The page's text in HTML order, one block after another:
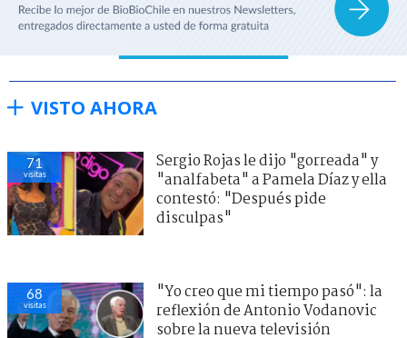
VISTO AHORA
71
visitas
Sergio Rojas le dijo "gorreada" y
"analfabeta" a Pamela Díaz y ella
contestó: "Después pide
disculpas"
68
visitas
"Yo creo que mi tiempo pasó": la
reflexión de Antonio Vodanovic
sobre la nueva televisión